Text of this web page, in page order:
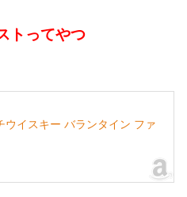
トってやつ
ウイスキー バランタイン ファ